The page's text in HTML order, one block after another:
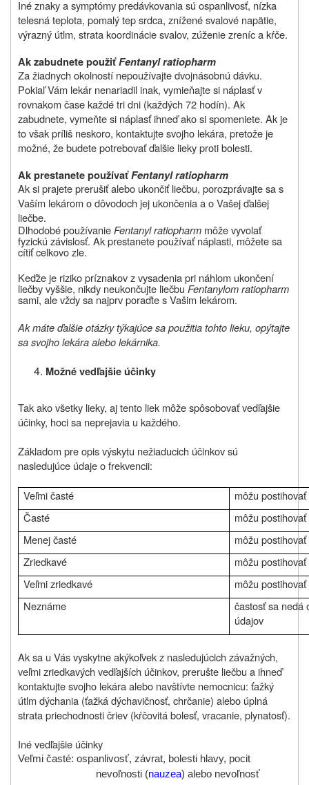
Iné znaky a symptómy predávkovania sú ospanlivosť, nízka
telesná teplota, pomalý tep srdca, znížené svalové napätie,
výrazný útlm, strata koordinácie svalov, zúženie zreníc a kŕče.
Ak zabudnete použiťFentanyl ratiopharm
Za žiadnych okolností nepoužívajte dvojnásobnú dávku.
Pokiaľ Vám lekár nenariadil inak, vymieňajte si náplasť v
rovnakom čase každé tri dni (každých 72 hodín). Ak
zabudnete, vymeňte si náplasť ihneď ako si spomeniete. Ak je
to však príliš neskoro, kontaktujte svojho lekára, pretože je
možné, že budete potrebovať ďalšie lieky proti bolesti.
Ak prestanete používaťFentanyl ratiopharm
Ak si prajete prerušiť alebo ukončiť liečbu, porozprávajte sa s
Vaším lekárom o dôvodoch jej ukončenia a o Vašej ďalšej
liečbe.
Dlhodobé používanie Fentanyl ratiopharm môže vyvolať
fyzickú závislosť. Ak prestanete používať náplasti, môžete sa
cítiť celkovo zle.
Keďže je riziko príznakov z vysadenia pri náhlom ukončení
liečby vyššie, nikdy neukončujte liečbu Fentanylom ratiopharm
sami, ale vždy sa najprv poraďte s Vašim lekárom.
Ak máte ďalšie otázky týkajúce sa použitia tohto lieku, opýtajte
sa svojho lekára alebo lekárnika.
Možné vedľajšie účinky
Tak ako všetky lieky, aj tento liek môže spôsobovať vedľajšie
účinky, hoci sa neprejavia u každého.
Základom pre opis výskytu nežiaducich účinkov sú
nasledujúce údaje o frekvencii:
Veľmi časté
môžu
Časté
môžu
Menej časté
môžu
Zriedkavé
môžu
Veľmi zriedkavé
môžu
Neznáme
častosť sa nedá
údajov
Ak sa u Vás vyskytne akýkoľvek z nasledujúcich závažných,
veľmi zriedkavých vedľajších účinkov, prerušte liečbu a ihneď
kontaktujte svojho lekára alebo navštívte nemocnicu: ťažký
útlm dýchania (ťažká dýchavičnosť, chrčanie) alebo úplná
strata priechodnosti čriev (kŕčovitá bolesť, vracanie, plynatosť).
Iné vedľajšie účinky
Veľmi časté: ospanlivosť, závrat, bolesti hlavy, pocit
nevoľnosti (nauzea) alebo nevoľnosť